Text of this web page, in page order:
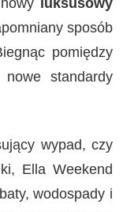
sposób
pomiędzy
standardy
wypad, czy
Ella Weekend
wodospady i